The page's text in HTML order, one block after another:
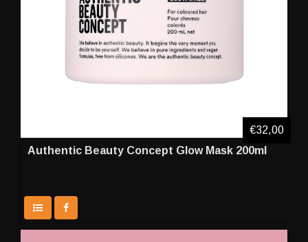
Authentic Beauty Concept Glow Mask 200ml
€32,00